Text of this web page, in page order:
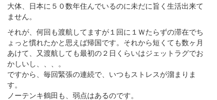
大体、日本に５０数年住んでいるのに未だに旨く生活出来て
ません。
それが、何回も渡航してますが１回に１Ｗたらずの滞在でち
ょっと慣れたかと思えば帰国です。それから短くても数ヶ月
あけて、又渡航しても最初の２日くらいはジェットラグでお
かしいし、、、。
ですから、毎回緊張の連続で、いつもストレスが溜まりま
す。
ノーテンキ鶴田も、弱点はあるのです。